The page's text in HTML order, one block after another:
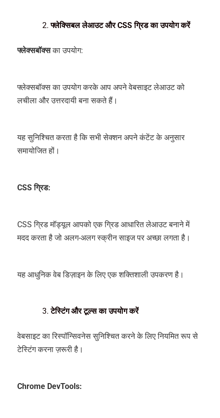
फ्लेक्सिबल लेआउट और CSS ग्रिड का उपयोग करें
फ्लेक्सबॉक्सका उपयोग:
फ्लेक्सबॉक्स का उपयोग करके आप अपने वेबसाइट लेआउट को
लचीला और उत्तरदायी बना सकते हैं।
यह सुनिश्चित करता है कि सभी सेक्शन अपने कंटेंट के अनुसार
समायोजित हों।
CSS ग्रिड:
CSS ग्रिड मॉड्यूल आपको एक ग्रिड आधारित लेआउट बनाने में
मदद करता है जो अलग-अलग स्क्रीन साइज पर अच्छा लगता है।
यह आधुनिक वेब डिज़ाइन के लिए एक शक्तिशाली उपकरण है।
टेस्टिंग और टूल्स का उपयोग करें
वेबसाइट का रिस्पॉन्सिवनेस सुनिश्चित करने के लिए नियमित रूप से
टेस्टिंग करना ज़रूरी है।
Chrome DevTools: